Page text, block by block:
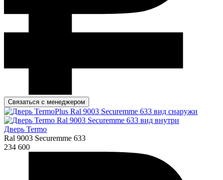
Связаться с менеджером
Дверь Termo
Ral 9003 Securemme 633
234 600